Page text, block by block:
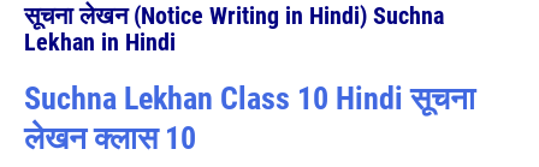
सूचना लेखन (Notice Writing in Hindi) Suchna
Lekhan in Hindi
Suchna Lekhan Class 10 Hindi सूचना
लेखन क्लास 10